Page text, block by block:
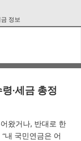
정보
·세금 총정
왔거나, 반대로 한
내 국민연금은 어